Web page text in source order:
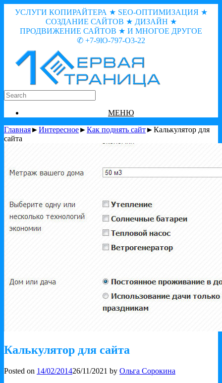
УСЛУГИ КОПИРАЙТЕРА ★ SEO-ОПТИМИЗАЦИЯ ★
СОЗДАНИЕ САЙТОВ ★ ДИЗАЙН ★
ПРОДВИЖЕНИЕ САЙТОВ ★ И МНОГОЕ ДРУГОЕ
✆ +7-9lO-797-O3-22
МЕНЮ
Главная►Интересное►Как поднять сайт►Калькулятор для
сайта
Калькулятор для сайта
Posted on 14/02/201426/11/2021 by Ольга Сорокина